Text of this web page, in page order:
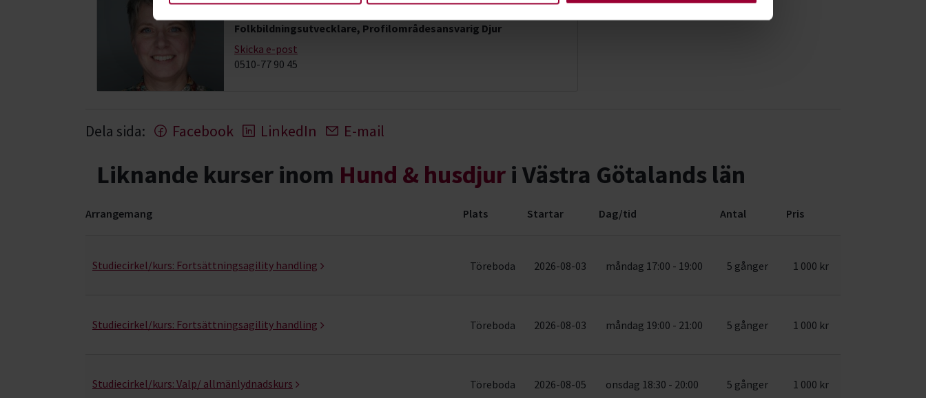
Folkbildningsutvecklare, Profilområdesansvarig Djur
Skicka e-post
0510-77 90 45
Dela sida: Facebook LinkedIn E-mail
Liknande kurser inom Hund & husdjur i Västra Götalands län
Arrangemang Plats Startar Dag/tid Antal Pris
Studiecirkel/kurs: Fortsättningsagility handling Töreboda 2026-08-03 måndag 17:00 - 19:00 5 gånger 1 000 kr
Studiecirkel/kurs: Fortsättningsagility handling Töreboda 2026-08-03 måndag 19:00 - 21:00 5 gånger 1 000 kr
Studiecirkel/kurs: Valp/ allmänlydnadskurs Töreboda 2026-08-05 onsdag 18:30 - 20:00 5 gånger 1 000 kr